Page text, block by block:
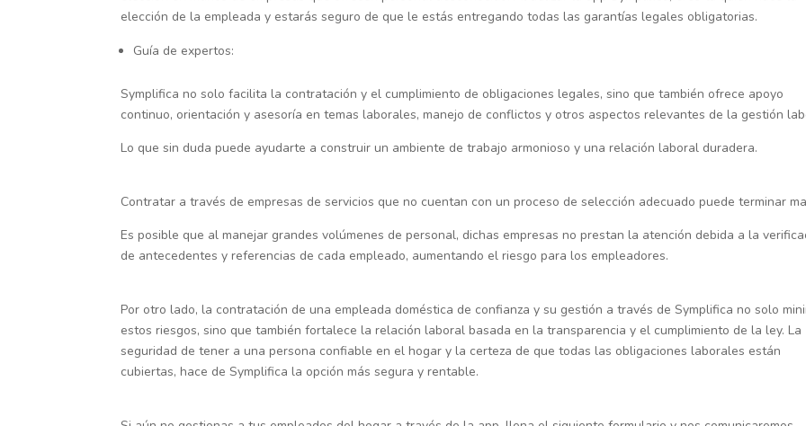
elección de la empleada y estarás seguro de que le estás entregando todas las garantías legales obligatorias.
Guía de expertos:
Symplifica no solo facilita la contratación y el cumplimiento de obligaciones legales, sino que también ofrece apoyo
continuo, orientación y asesoría en temas laborales, manejo de conflictos y otros aspectos relevantes de la gestión
Lo que sin duda puede ayudarte a construir un ambiente de trabajo armonioso y una relación laboral duradera.
Contratar a través de empresas de servicios que no cuentan con un proceso de selección adecuado puede terminar
Es posible que al manejar grandes volúmenes de personal, dichas empresas no prestan la atención debida a la
de antecedentes y referencias de cada empleado, aumentando el riesgo para los empleadores.
Por otro lado, la contratación de una empleada doméstica de confianza y su gestión a través de Symplifica no solo
estos riesgos, sino que también fortalece la relación laboral basada en la transparencia y el cumplimiento de la ley. La
seguridad de tener a una persona confiable en el hogar y la certeza de que todas las obligaciones laborales están
cubiertas, hace de Symplifica la opción más segura y rentable.